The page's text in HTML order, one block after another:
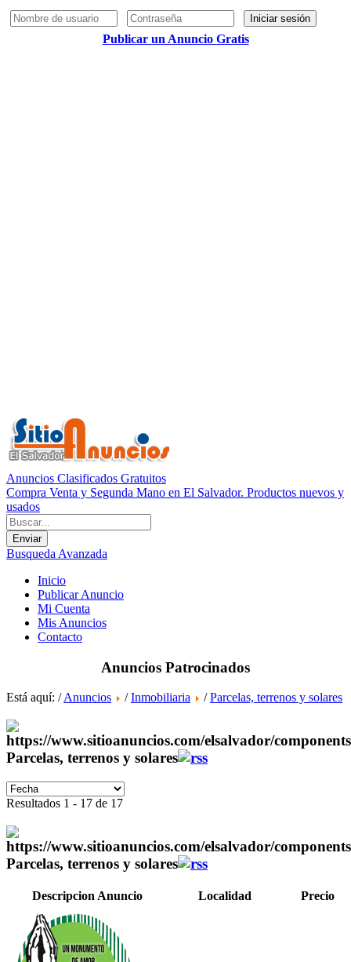
Iniciar sesión
Publicar un Anuncio Gratis
Anuncios Clasificados Gratuitos
Compra Venta y Segunda Mano en El Salvador. Productos nuevos y
usados
Busqueda Avanzada
Inicio
Publicar Anuncio
Mi Cuenta
Mis Anuncios
Contacto
Anuncios Patrocinados
Está aquí: /Anuncios /Inmobiliaria /Parcelas, terrenos y solares
Parcelas, terrenos y solares
Resultados 1 - 17 de 17
Parcelas, terrenos y solares
Descripcion Anuncio Localidad Precio